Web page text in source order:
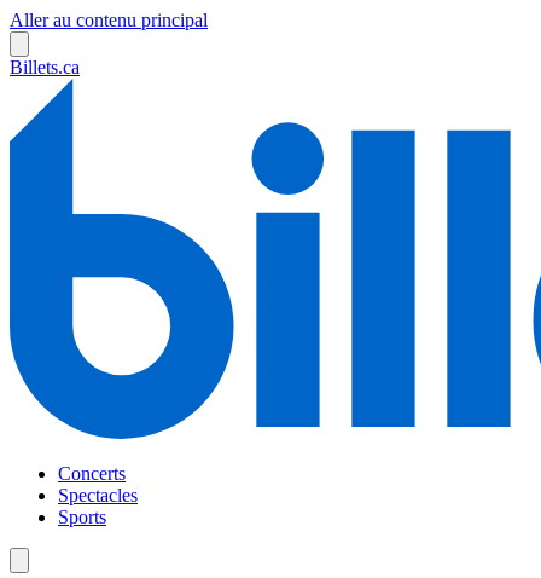
Aller au contenu principal
Billets.ca
Concerts
Spectacles
Sports